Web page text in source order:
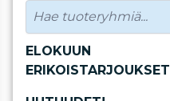
ELOKUUN
ERIKOISTARJOUKSET